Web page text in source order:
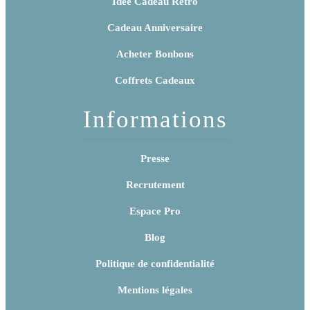
Cadeau Anniversaire
Acheter Bonbons
Coffrets Cadeaux
Informations
Presse
Recrutement
Espace Pro
Blog
Politique de confidentialité
Mentions légales